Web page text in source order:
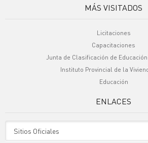
MÁS VISITADOS
Licitaciones
Capacitaciones
Junta de Clasificación de
Instituto Provincial de la
Educación
ENLACES